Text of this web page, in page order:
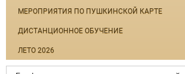
МЕРОПРИЯТИЯ ПО ПУШКИНСКОЙ КАРТЕ
ДИСТАНЦИОННОЕ ОБУЧЕНИЕ
ЛЕТО 2026